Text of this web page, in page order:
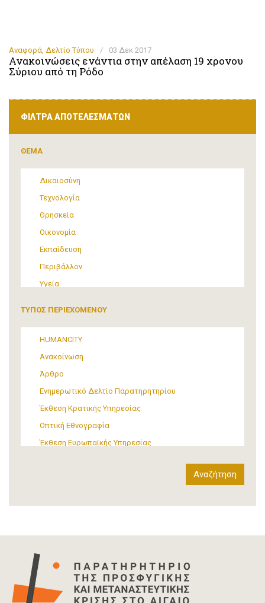
Αναφορά, Δελτίο Τύπου / 03 Δεκ 2017
Ανακοινώσεις ενάντια στην απέλαση 19 χρονου
Σύριου από τη Ρόδο
ΦΙΛΤΡΑ ΑΠΟΤΕΛΕΣΜΑΤΩΝ
ΘΕΜΑ
Δικαιοσύνη
Τεχνολογία
Θρησκεία
Οικονομία
Εκπαίδευση
Περιβάλλον
Υγεία
ΜΜΕ
Θεσμικές ρυθμίσεις
Υποστήριξη Προσφύγων και Μεταναστών
Υλικός πολιτισμός
Τέχνη
ΤΥΠΟΣ ΠΕΡΙΕΧΟΜΕΝΟΥ
HUMANCITY
Ανακοίνωση
Άρθρο
Ενημερωτικό Δελτίο Παρατηρητηρίου
Έκθεση Κρατικής Υπηρεσίας
Οπτική Εθνογραφία
Έκθεση Ευρωπαϊκής Υπηρεσίας
Info-graphic
Επιστολή